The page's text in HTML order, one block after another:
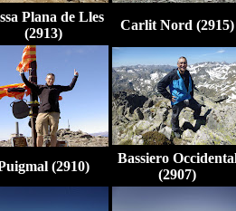
Plana de Lles
(2913)
Carlit Nord (2915)
(2910)
Bassiero
(2907)